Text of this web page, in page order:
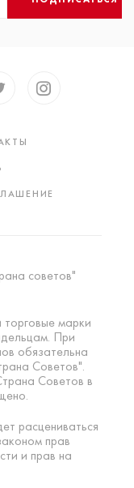
советов"
марки
При
обязательна
Советов".
Советов в
расцениваться
прав
и прав на